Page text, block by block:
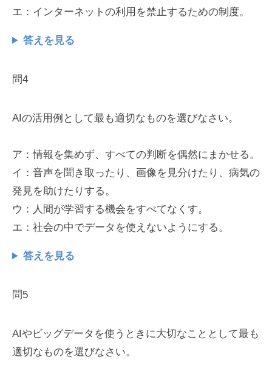
エ：インターネットの利用を禁止するための制度。
答えを見る
問4
AIの活用例として最も適切なものを選びなさい。
ア：情報を集めず、すべての判断を偶然にまかせる。
イ：音声を聞き取ったり、画像を見分けたり、病気の
発見を助けたりする。
ウ：人間が学習する機会をすべてなくす。
エ：社会の中でデータを使えないようにする。
答えを見る
問5
AIやビッグデータを使うときに大切なこととして最も
適切なものを選びなさい。